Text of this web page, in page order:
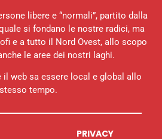
libere e “normali”, partito dalla
si fondano le nostre radici, ma
e a tutto il Nord Ovest, allo scopo
le aree dei nostri laghi.
il web sa essere local e global allo
stesso tempo.
PRIVACY